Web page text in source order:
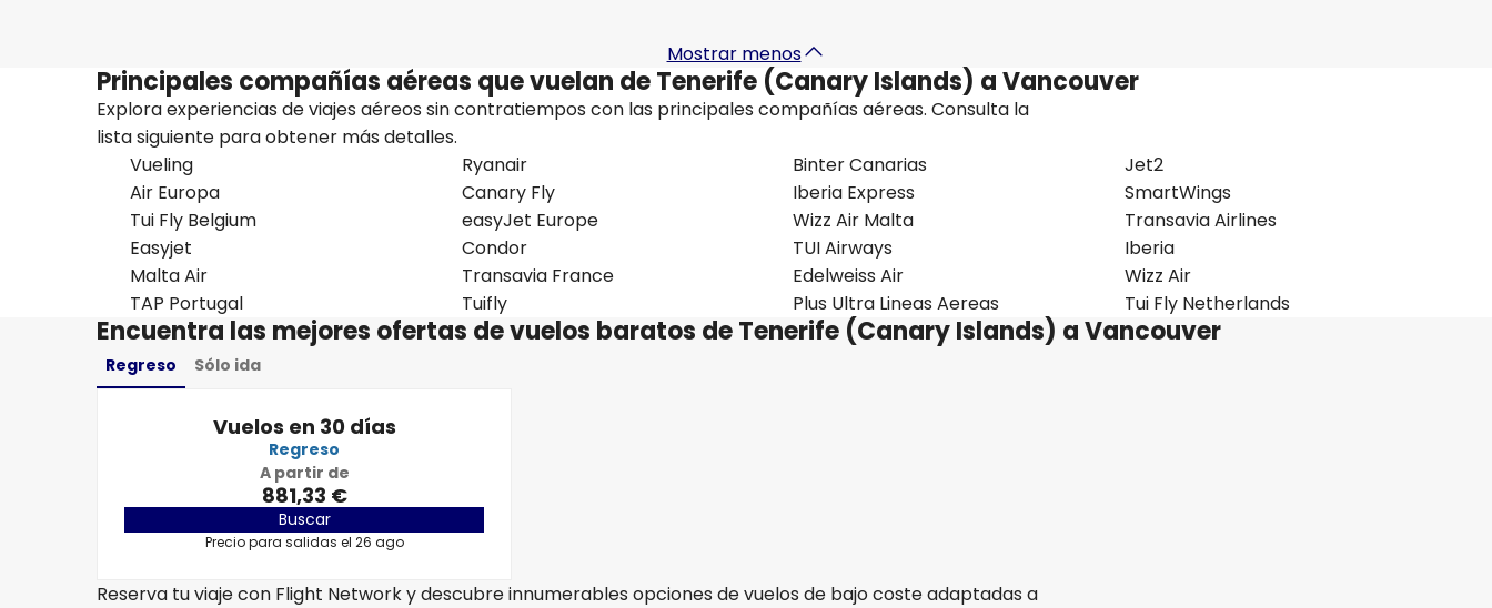
Mostrar menos
Principales compañías aéreas que vuelan de Tenerife (Canary Islands) a Vancouver
Explora experiencias de viajes aéreos sin contratiempos con las principales compañías aéreas. Consulta la
lista siguiente para obtener más detalles.
Vueling
Ryanair Binter Canarias
Jet2
Air Europa
Canary Fly Iberia Express
SmartWings
Tui Fly Belgium
easyJet Europe Wizz Air Malta
Transavia Airlines
Easyjet
Condor TUI Airways
Iberia
Malta Air
Transavia France Edelweiss Air
Wizz Air
TAP Portugal
Tuifly Plus Ultra Lineas Aereas Tui Fly Netherlands
Encuentra las mejores ofertas de vuelos baratos de Tenerife (Canary Islands) a Vancouver
Regreso Sólo ida
Vuelos en 30 días
Regreso
A partir de
881,33 €
Buscar
Precio para salidas el 26 ago
Reserva tu viaje con Flight Network y descubre innumerables opciones de vuelos de bajo coste adaptadas a